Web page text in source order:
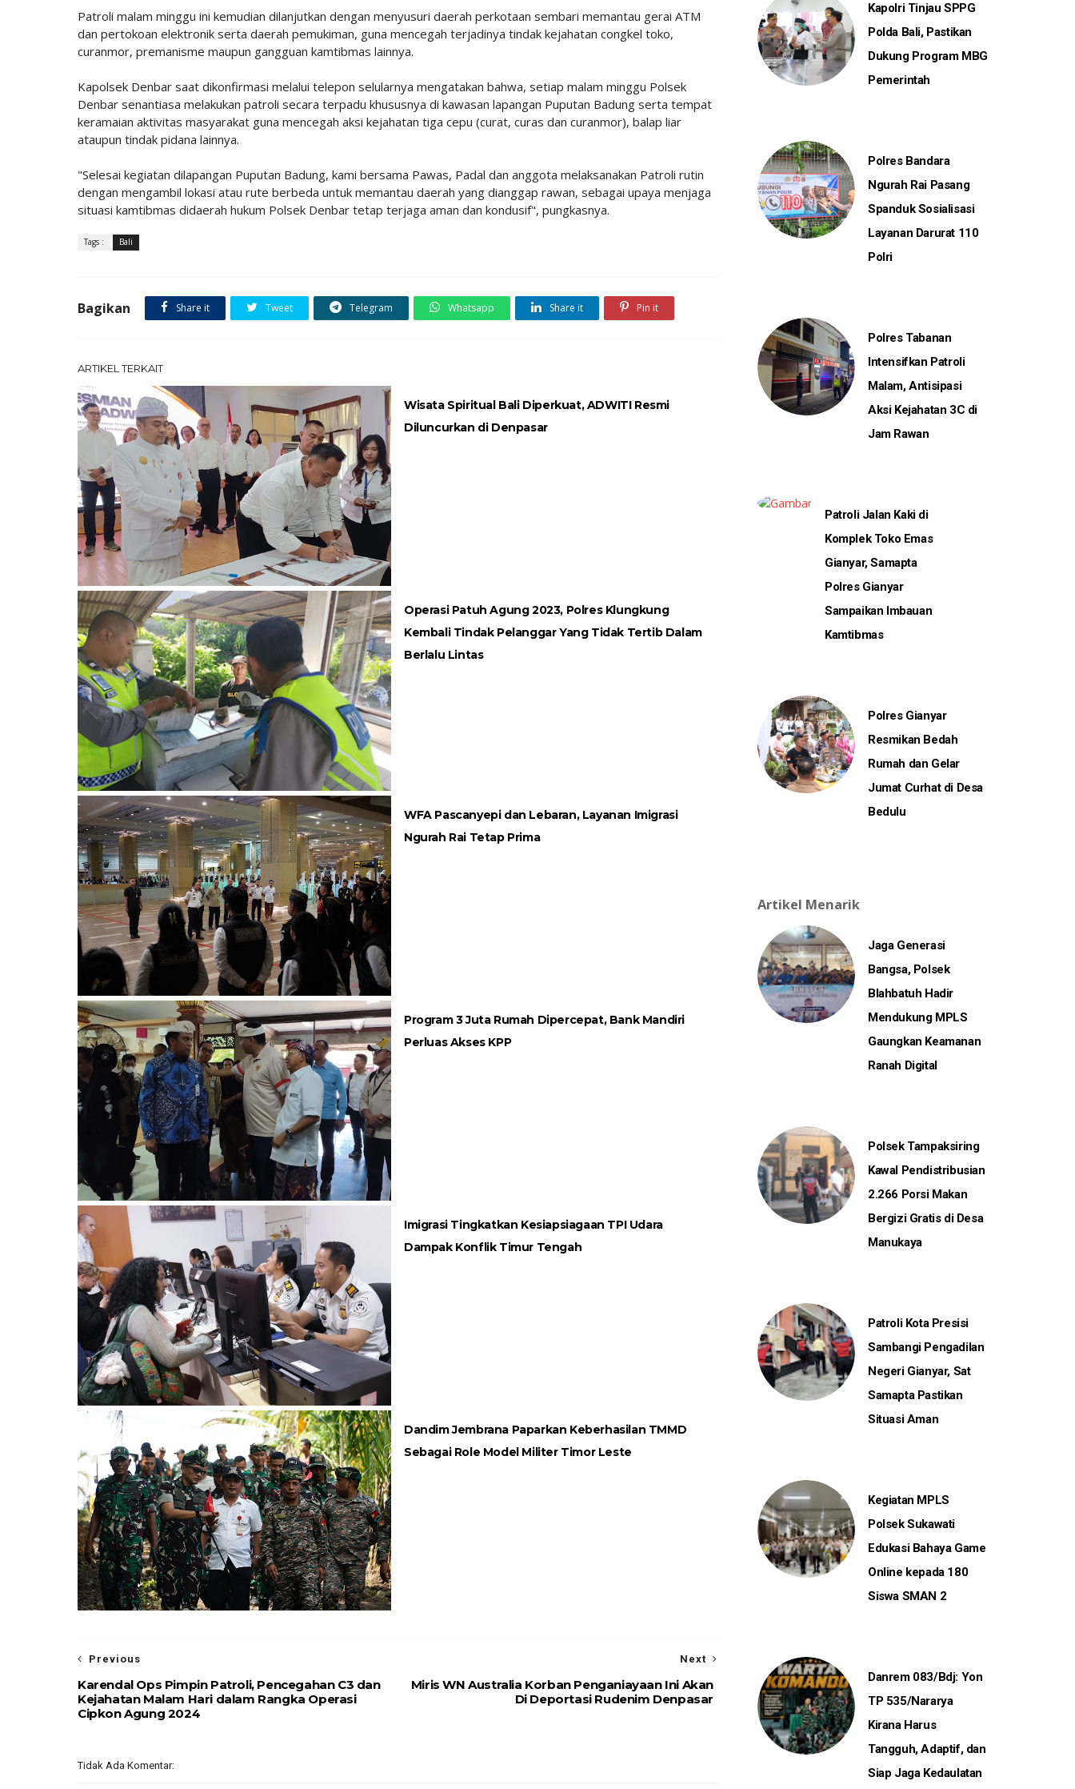
Patroli malam minggu ini kemudian dilanjutkan dengan menyusuri daerah perkotaan sembari memantau gerai ATM
dan pertokoan elektronik serta daerah pemukiman, guna mencegah terjadinya tindak kejahatan congkel toko,
curanmor, premanisme maupun gangguan kamtibmas lainnya.
Kapolsek Denbar saat dikonfirmasi melalui telepon selularnya mengatakan bahwa, setiap malam minggu Polsek
Denbar senantiasa melakukan patroli secara terpadu khususnya di kawasan lapangan Puputan Badung serta tempat
keramaian aktivitas masyarakat guna mencegah aksi kejahatan tiga cepu (curat, curas dan curanmor), balap liar
ataupun tindak pidana lainnya.
"Selesai kegiatan dilapangan Puputan Badung, kami bersama Pawas, Padal dan anggota melaksanakan Patroli rutin
dengan mengambil lokasi atau rute berbeda untuk memantau daerah yang dianggap rawan, sebagai upaya menjaga
situasi kamtibmas didaerah hukum Polsek Denbar tetap terjaga aman dan kondusif", pungkasnya.
Tags : Bali
Bagikan Share it Tweet Telegram Whatsapp Share it Pin it
ARTIKEL TERKAIT
Wisata Spiritual Bali Diperkuat, ADWITI Resmi
Diluncurkan di Denpasar
Operasi Patuh Agung 2023, Polres Klungkung
Kembali Tindak Pelanggar Yang Tidak Tertib Dalam
Berlalu Lintas
WFA Pascanyepi dan Lebaran, Layanan Imigrasi
Ngurah Rai Tetap Prima
Program 3 Juta Rumah Dipercepat, Bank Mandiri
Perluas Akses KPP
Imigrasi Tingkatkan Kesiapsiagaan TPI Udara
Dampak Konflik Timur Tengah
Dandim Jembrana Paparkan Keberhasilan TMMD
Sebagai Role Model Militer Timor Leste
Next
Miris WN Australia Korban Penganiayaan Ini Akan
Di Deportasi Rudenim Denpasar
Previous
Karendal Ops Pimpin Patroli, Pencegahan C3 dan
Kejahatan Malam Hari dalam Rangka Operasi
Cipkon Agung 2024
Tidak Ada Komentar:
Kapolri Tinjau SPPG
Polda Bali, Pastikan
Dukung Program MBG
Pemerintah
Polres Bandara
Ngurah Rai Pasang
Spanduk Sosialisasi
Layanan Darurat 110
Polri
Polres Tabanan
Intensifkan Patroli
Malam, Antisipasi
Aksi Kejahatan 3C di
Jam Rawan
Patroli Jalan Kaki di
Komplek Toko Emas
Gianyar, Samapta
Polres Gianyar
Sampaikan Imbauan
Kamtibmas
Polres Gianyar
Resmikan Bedah
Rumah dan Gelar
Jumat Curhat di Desa
Bedulu
Artikel Menarik
Jaga Generasi
Bangsa, Polsek
Blahbatuh Hadir
Mendukung MPLS
Gaungkan Keamanan
Ranah Digital
Polsek Tampaksiring
Kawal Pendistribusian
2.266 Porsi Makan
Bergizi Gratis di Desa
Manukaya
Patroli Kota Presisi
Sambangi Pengadilan
Negeri Gianyar, Sat
Samapta Pastikan
Situasi Aman
Kegiatan MPLS
Polsek Sukawati
Edukasi Bahaya Game
Online kepada 180
Siswa SMAN 2
Danrem 083/Bdj: Yon
TP 535/Nararya
Kirana Harus
Tangguh, Adaptif, dan
Siap Jaga Kedaulatan